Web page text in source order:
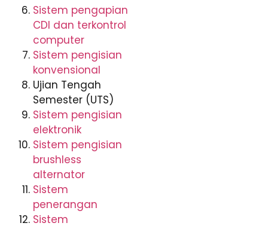
Sistem pengapian
CDI dan terkontrol
computer
Sistem pengisian
konvensional
Ujian Tengah
Semester (UTS)
Sistem pengisian
elektronik
Sistem pengisian
brushless
alternator
Sistem
penerangan
Sistem